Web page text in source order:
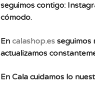
seguimos contigo:
cómodo.
En calashop.esseguimos
actualizamos
En Cala cuidamos lo